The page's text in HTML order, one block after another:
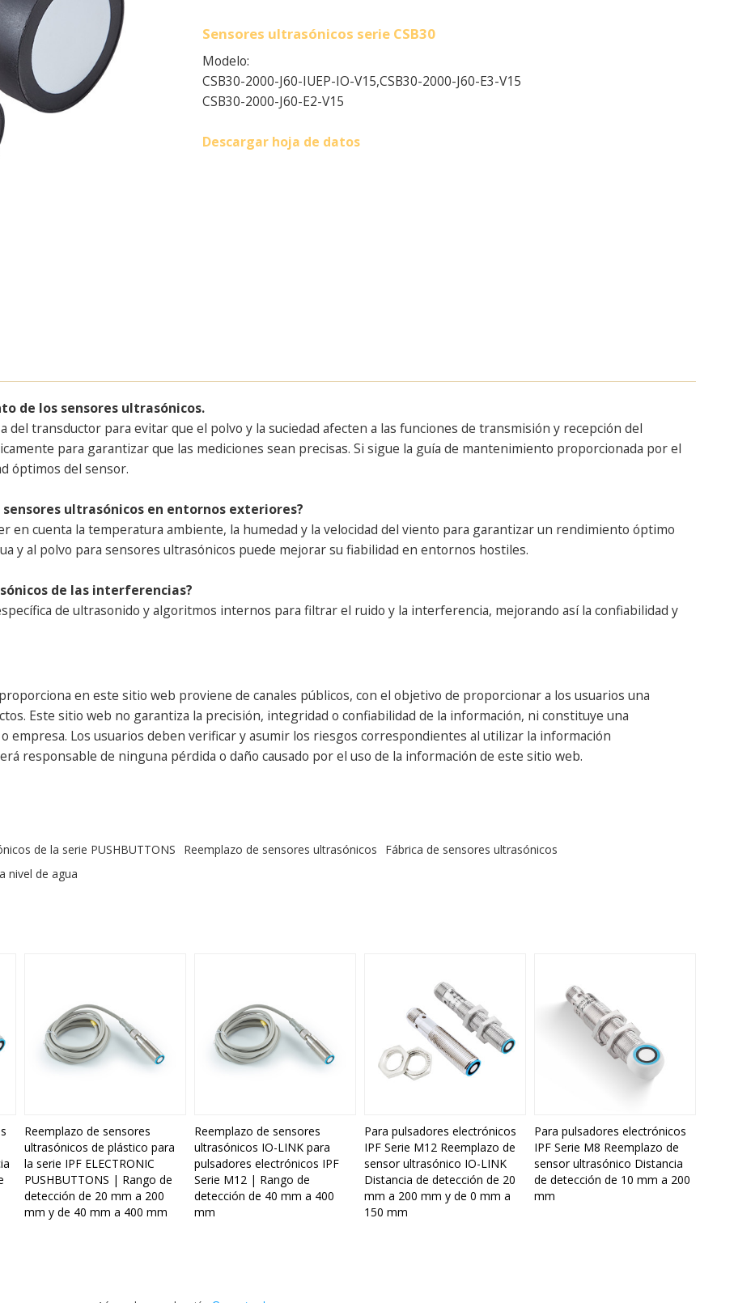
Sensores ultrasónicos serie CSB30
Modelo:
CSB30-2000-J60-IUEP-IO-V15,CSB30-2000-J60-E3-V15
CSB30-2000-J60-E2-V15
Descargar hoja de datos
de los sensores ultrasónicos.
transductor para evitar que el polvo y la suciedad afecten a las funciones de transmisión y recepción del
para garantizar que las mediciones sean precisas. Si sigue la guía de mantenimiento proporcionada por el
óptimos del sensor.
ultrasónicos en entornos exteriores?
en cuenta la temperatura ambiente, la humedad y la velocidad del viento para garantizar un rendimiento óptimo
y al polvo para sensores ultrasónicos puede mejorar su fiabilidad en entornos hostiles.
de las interferencias?
de ultrasonido y algoritmos internos para filtrar el ruido y la interferencia, mejorando así la confiabilidad y
en este sitio web proviene de canales públicos, con el objetivo de proporcionar a los usuarios una
Este sitio web no garantiza la precisión, integridad o confiabilidad de la información, ni constituye una
empresa. Los usuarios deben verificar y asumir los riesgos correspondientes al utilizar la información
responsable de ninguna pérdida o daño causado por el uso de la información de este sitio web.
de la serie PUSHBUTTONS Reemplazo de sensores ultrasónicos
Fábrica de sensores ultrasónicos
nivel de agua
Reemplazo de sensores
ultrasónicos de plástico para
la serie IPF ELECTRONIC
PUSHBUTTONS | Rango de
detección de 20 mm a 200
mm y de 40 mm a 400 mm
Reemplazo de sensores
ultrasónicos IO-LINK para
pulsadores electrónicos IPF
Serie M12 | Rango de
detección de 40 mm a 400
mm
Para pulsadores electrónicos
IPF Serie M12 Reemplazo de
sensor ultrasónico IO-LINK
Distancia de detección de 20
mm a 200 mm y de 0 mm a
150 mm
Para pulsadores electrónicos
IPF Serie M8 Reemplazo de
sensor ultrasónico Distancia
de detección de 10 mm a 200
mm